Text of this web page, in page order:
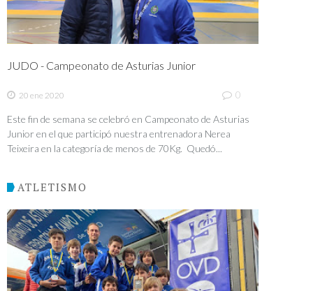
JUDO - Campeonato de Asturias Junior
20 ene 2020 0
Este fin de semana se celebró en Campeonato de Asturias
Junior en el que participó nuestra entrenadora Nerea
Teixeira en la categoría de menos de 70Kg. Quedó...
ATLETISMO